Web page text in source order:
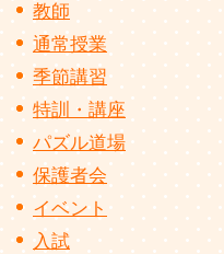
教師
通常授業
季節講習
特訓・講座
パズル道場
保護者会
イベント
入試